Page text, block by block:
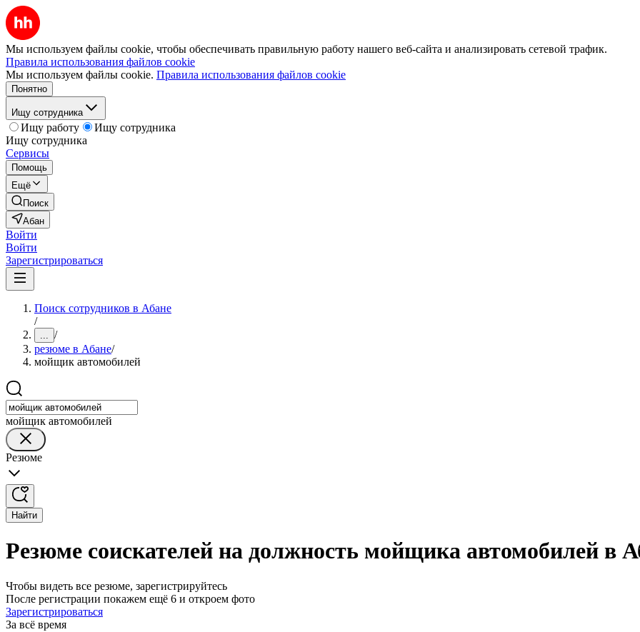
Мы используем файлы cookie, чтобы обеспечивать правильную работу нашего веб-сайта и анализировать сетевой трафик.
Правила использования файлов cookie
Мы используем файлы cookie. Правила использования файлов cookie
Понятно
Ищу сотрудника
Ищу работу
Ищу сотрудника
Ищу сотрудника
Сервисы
Помощь
Ещё
Поиск
Абан
Войти
Войти
Зарегистрироваться
Поиск сотрудников в Абане
/
... /
резюме в Абане/
мойщик автомобилей
мойщик автомобилей
Резюме
Найти
Резюме соискателей на должность мойщика автомобилей в
Чтобы видеть все резюме, зарегистрируйтесь
После регистрации покажем ещё 6 и откроем фото
Зарегистрироваться
За всё время